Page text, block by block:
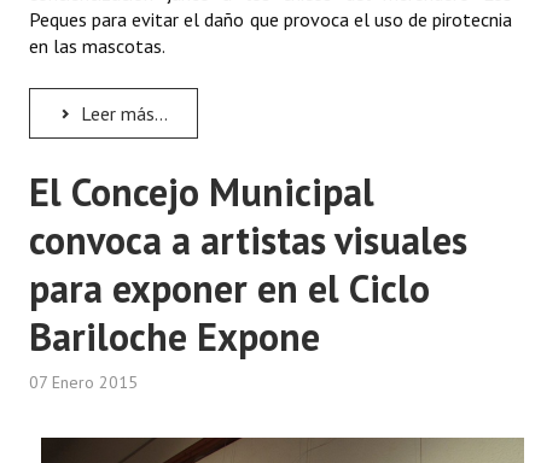
Peques para evitar el daño que provoca el uso de pirotecnia
en las mascotas.
Leer más...
El Concejo Municipal
convoca a artistas visuales
para exponer en el Ciclo
Bariloche Expone
07 Enero 2015